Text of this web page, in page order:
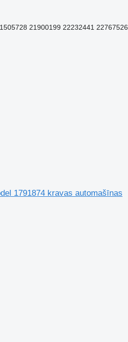
21900199 22232441 22767526
1791874 kravas automašīnas